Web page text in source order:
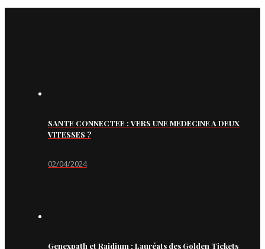
SANTE CONNECTEE : VERS UNE MEDECINE A DEUX
VITESSES ?
02/04/2024
Genexpath et Raidium : Lauréats des Golden Tickets